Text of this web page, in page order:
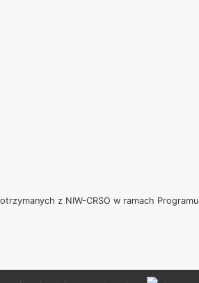
z NIW-CRSO w ramach